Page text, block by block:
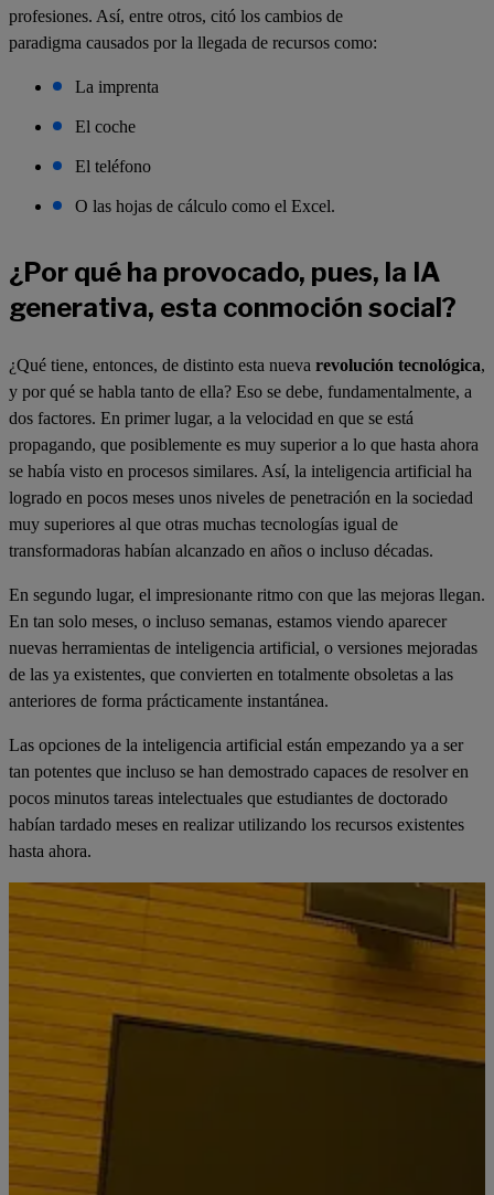
profesiones. Así, entre otros, citó los cambios de
paradigma causados por la llegada de recursos como:
La imprenta
El coche
El teléfono
O las hojas de cálculo como el Excel.
¿Por qué ha provocado, pues, la IA
generativa, esta conmoción social?
¿Qué tiene, entonces, de distinto esta nueva revolución tecnológica,
y por qué se habla tanto de ella? Eso se debe, fundamentalmente, a
dos factores. En primer lugar, a la velocidad en que se está
propagando, que posiblemente es muy superior a lo que hasta ahora
se había visto en procesos similares. Así, la inteligencia artificial ha
logrado en pocos meses unos niveles de penetración en la sociedad
muy superiores al que otras muchas tecnologías igual de
transformadoras habían alcanzado en años o incluso décadas.
En segundo lugar, el impresionante ritmo con que las mejoras llegan.
En tan solo meses, o incluso semanas, estamos viendo aparecer
nuevas herramientas de inteligencia artificial, o versiones mejoradas
de las ya existentes, que convierten en totalmente obsoletas a las
anteriores de forma prácticamente instantánea.
Las opciones de la inteligencia artificial están empezando ya a ser
tan potentes que incluso se han demostrado capaces de resolver en
pocos minutos tareas intelectuales que estudiantes de doctorado
habían tardado meses en realizar utilizando los recursos existentes
hasta ahora.